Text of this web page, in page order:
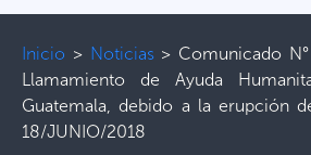
Inicio > Noticias> Comunicado
Llamamiento de Ayuda
Guatemala, debido a la erupción
18/JUNIO/2018